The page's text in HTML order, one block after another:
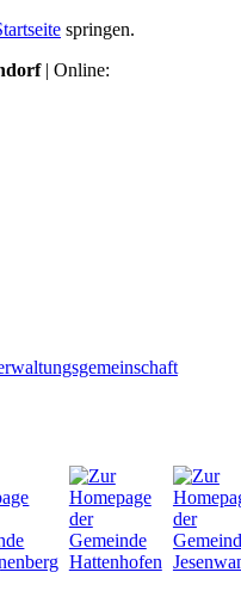
springen.
| Online: